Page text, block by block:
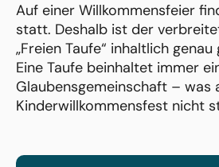
Auf einer Willkommensfeier
statt. Deshalb ist der
„Freien Taufe“ inhaltlich
Eine Taufe beinhaltet immer
Glaubensgemeinschaft – was
Kinderwillkommensfest nicht